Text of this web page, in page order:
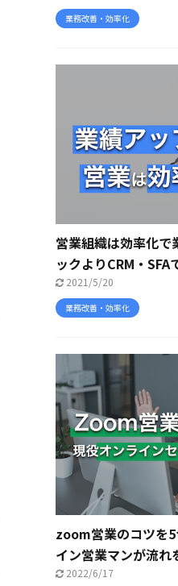
業務改善・効率化
営業組織は効率化で
ックよりCRM・SFA
2021/5/20
業務改善・効率化
zoom営業のコツを
イン営業マンが流れ
2022/6/17